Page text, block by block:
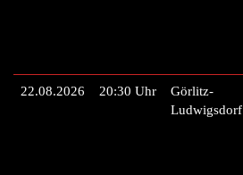
22.08.2026 20:30 Uhr
Görlitz-
Ludwigsdorf